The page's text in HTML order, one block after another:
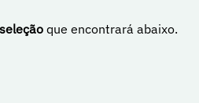
que encontrará abaixo.